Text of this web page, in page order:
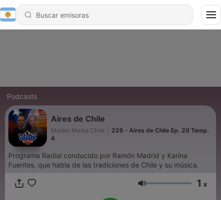
Podcasts
Aires de Chile
Master Media Chile
226 - Aires de Chile Ep. 20 Temp.
4
Programa Radial conducido por Ramón Madrid y Karina
Fuentes, que habla de las tradiciones de Chile y su música.
Volumen 1 x